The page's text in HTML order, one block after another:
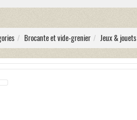
Brocante et vide-grenier Jeux & jouets